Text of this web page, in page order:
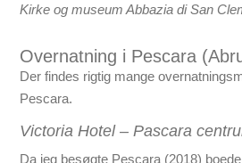
Kirke og museumAbbazia di San
Overnatning i Pescara
Der findes rigtig mange
Pescara.
Victoria Hotel – Pascara
Da jeg besøgte Pescara (2018)